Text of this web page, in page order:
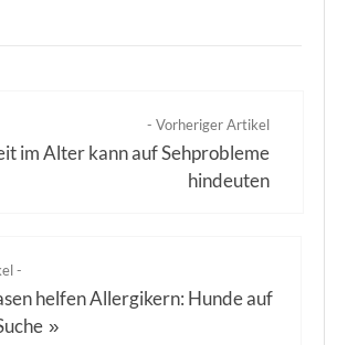
- Vorheriger Artikel
im Alter kann auf Sehprobleme
hindeuten
-
helfen Allergikern: Hunde auf
»